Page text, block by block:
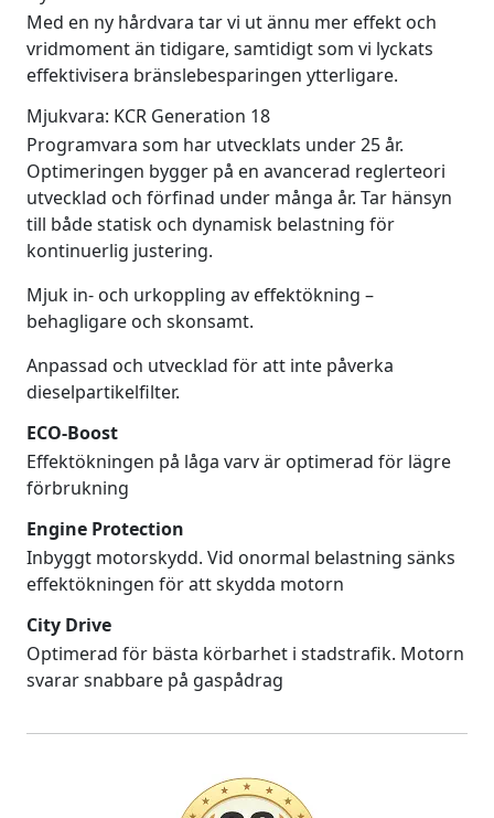
Med en ny hårdvara tar vi ut ännu mer effekt och
vridmoment än tidigare, samtidigt som vi lyckats
effektivisera bränslebesparingen ytterligare.
Mjukvara: KCR Generation 18
Programvara som har utvecklats under 25 år.
Optimeringen bygger på en avancerad reglerteori
utvecklad och förfinad under många år. Tar hänsyn
till både statisk och dynamisk belastning för
kontinuerlig justering.
Mjuk in- och urkoppling av effektökning –
behagligare och skonsamt.
Anpassad och utvecklad för att inte påverka
dieselpartikelfilter.
ECO-Boost
Effektökningen på låga varv är optimerad för lägre
förbrukning
Engine Protection
Inbyggt motorskydd. Vid onormal belastning sänks
effektökningen för att skydda motorn
City Drive
Optimerad för bästa körbarhet i stadstrafik. Motorn
svarar snabbare på gaspådrag